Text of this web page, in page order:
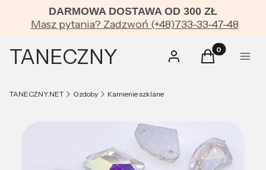
DARMOWA DOSTAWA OD 300 ZŁ
Masz pytania? Zadzwoń (+48)733-33-47-48
TANECZNY Zaloguj sięProdukty w
Koszyk Menu
TANECZNY.NET Ozdoby Kamienie szklane